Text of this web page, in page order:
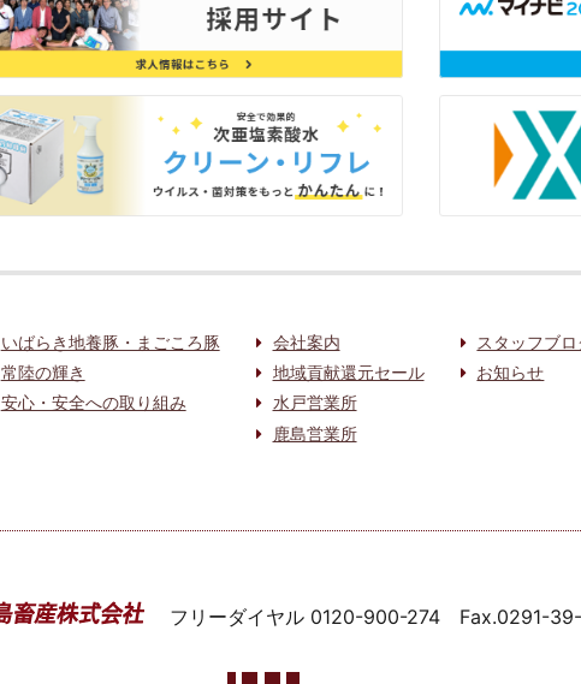
いばらき地養豚・まごころ豚
常陸の輝き
安心・安全への取り組み
会社案内
地域貢献還元セール
水戸営業所
鹿島営業所
スタッフブロ
お知らせ
フリーダイヤル 0120-900-274 Fax.0291-